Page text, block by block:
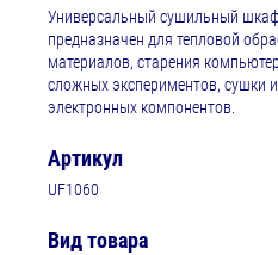
Универсальный сушильный
предназначен для тепловой
материалов, старения
сложных экспериментов, сушки
электронных компонентов.
Артикул
UF1060
Вид товара